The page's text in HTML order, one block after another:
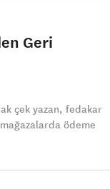
Geri
çek yazan, fedakar
ödeme